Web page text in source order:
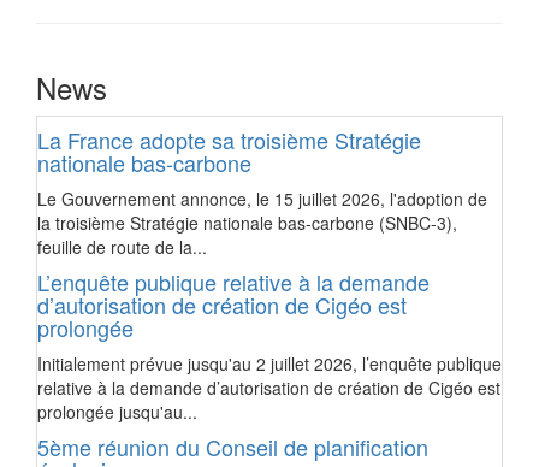
News
La France adopte sa troisième Stratégie
nationale bas-carbone
Le Gouvernement annonce, le 15 juillet 2026, l'adoption de
la troisième Stratégie nationale bas-carbone (SNBC-3),
feuille de route de la...
L’enquête publique relative à la demande
d’autorisation de création de Cigéo est
prolongée
Initialement prévue jusqu'au 2 juillet 2026, l’enquête publique
relative à la demande d’autorisation de création de Cigéo est
prolongée jusqu'au...
5ème réunion du Conseil de planification